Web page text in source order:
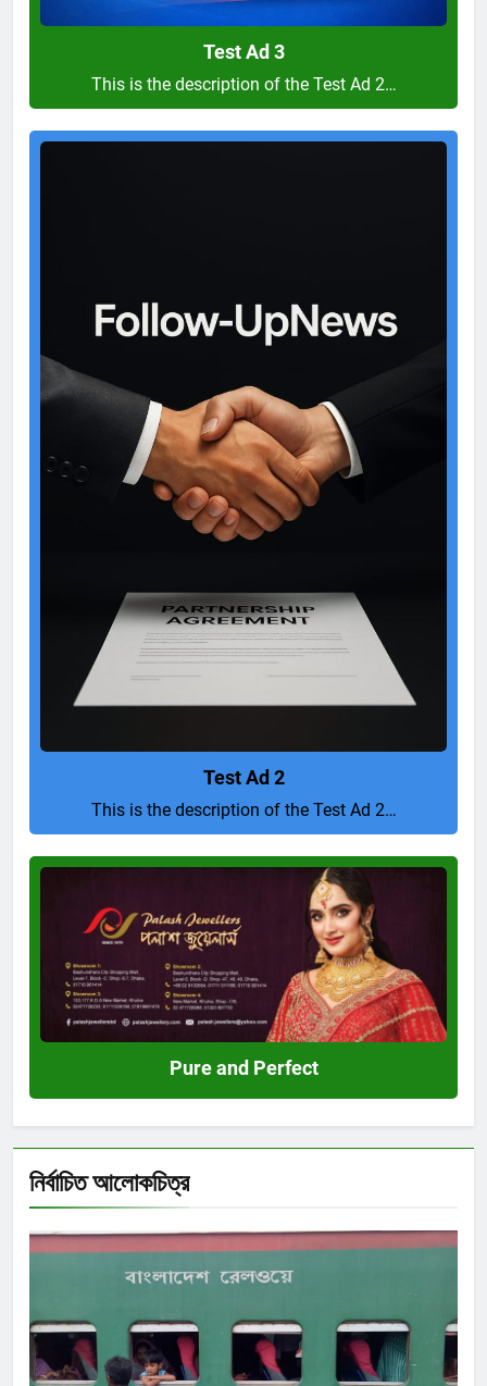
Test Ad 3
This is the description of the Test Ad 2…
Test Ad 2
This is the description of the Test Ad 2…
Pure and Perfect
নির্বাচিত আলোকচিত্র